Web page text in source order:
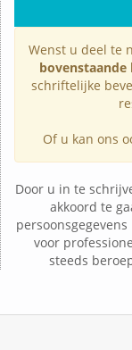
Wenst u deel te
bovenstaande
schriftelijke
Of u kan ons
Door u in te
akkoord te
voor
steeds